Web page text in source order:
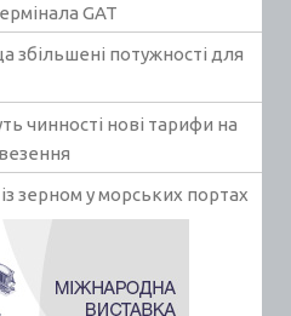
GAT
збільшені потужності для
чинності нові тарифи на
зерном у морських портах